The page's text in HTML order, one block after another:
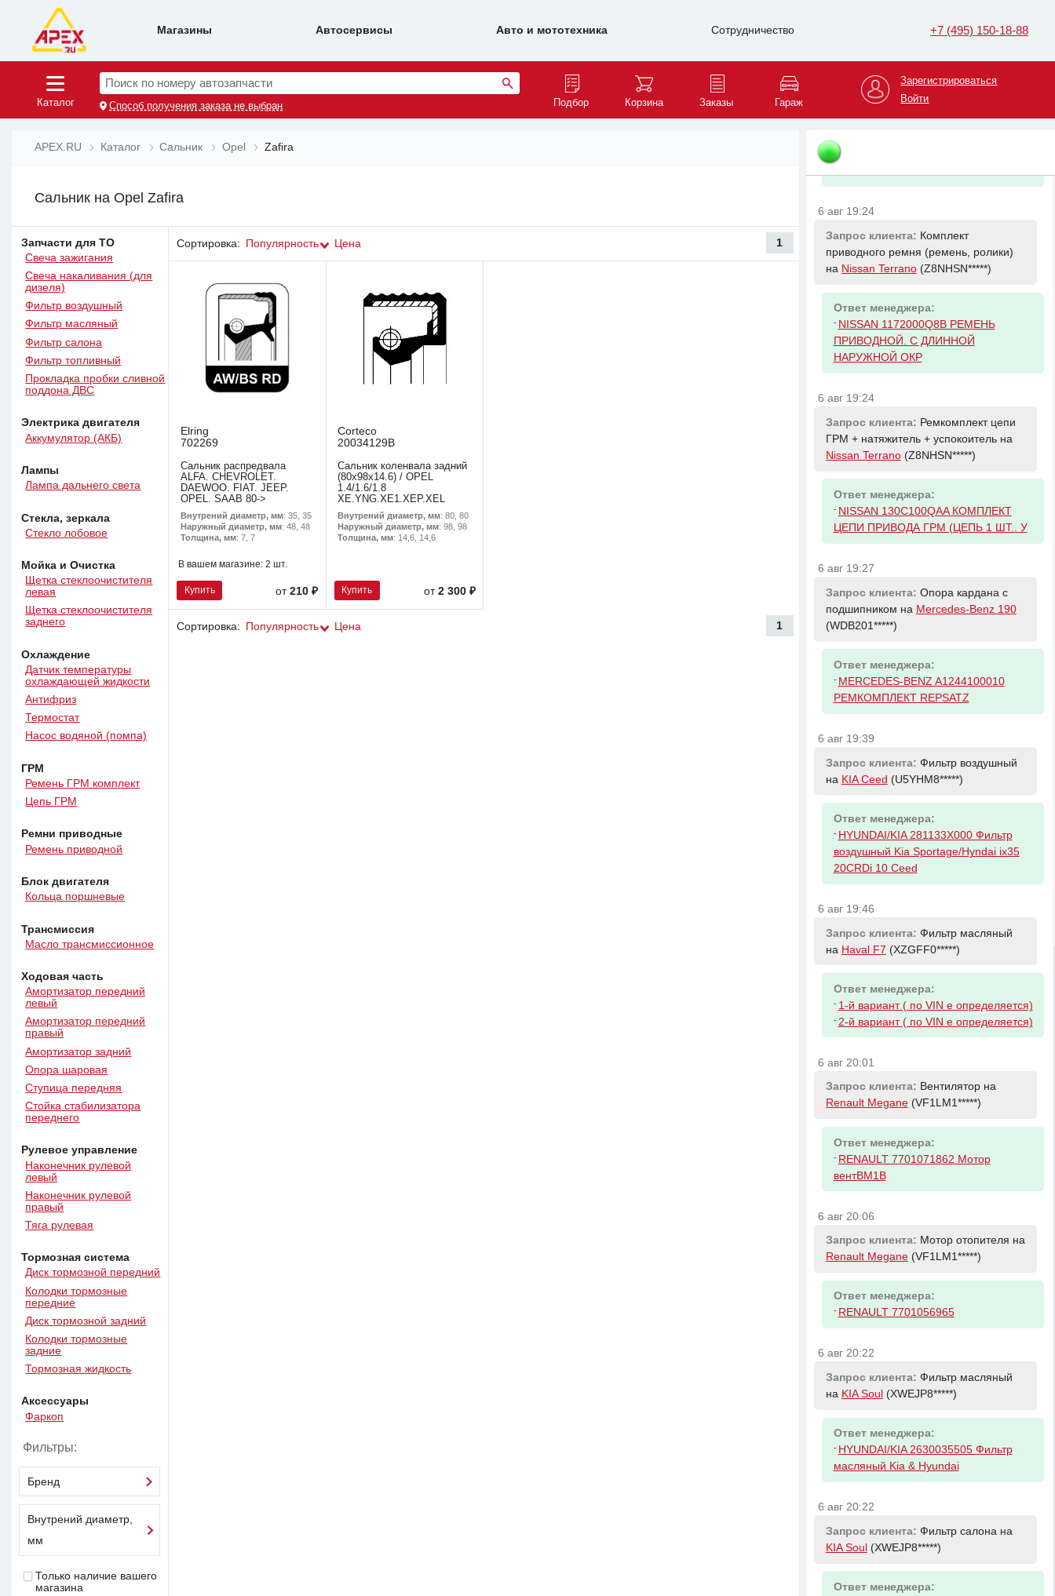
Магазины Автосервисы Авто и мототехника Сотрудничество +7 (495) 150-18-88
Каталог
Поиск по номеру автозапчасти
Способ получения заказа не выбран Подбор Корзина Заказы Гараж
Зарегистрироваться
Войти
APEX.RU Каталог Сальник Opel Zafira
Сальник на Opel Zafira
Запчасти для ТО
Свеча зажигания
Свеча накаливания (для
дизеля)
Фильтр воздушный
Фильтр масляный
Фильтр салона
Фильтр топливный
Прокладка пробки сливной
поддона ДВС
Электрика двигателя
Аккумулятор (АКБ)
Лампы
Лампа дальнего света
Стекла, зеркала
Стекло лобовое
Мойка и Очистка
Щетка стеклоочистителя
левая
Щетка стеклоочистителя
заднего
Охлаждение
Датчик температуры
охлаждающей жидкости
Антифриз
Термостат
Насос водяной (помпа)
ГРМ
Ремень ГРМ комплект
Цепь ГРМ
Ремни приводные
Ремень приводной
Блок двигателя
Кольца поршневые
Трансмиссия
Масло трансмиссионное
Ходовая часть
Амортизатор передний
левый
Амортизатор передний
правый
Амортизатор задний
Опора шаровая
Ступица передняя
Стойка стабилизатора
переднего
Рулевое управление
Наконечник рулевой
левый
Наконечник рулевой
правый
Тяга рулевая
Тормозная система
Диск тормозной передний
Колодки тормозные
передние
Диск тормозной задний
Колодки тормозные
задние
Тормозная жидкость
Аксессуары
Фаркоп
Фильтры:
Бренд
Внутрений диаметр,
мм
Только наличие вашего
магазина
Сортировка: Популярность Цена 1
Elring
702269
Сальник распредвала
ALFA. CHEVROLET.
DAEWOO. FIAT. JEEP.
OPEL. SAAB 80->
Внутрений диаметр, мм: 35, 35
Наружный диаметр, мм: 48, 48
Толщина, мм: 7, 7
В вашем магазине: 2 шт.
Купить от210 ₽
Corteco
20034129B
Сальник коленвала задний
(80х98х14.6) / OPEL
1.4/1.6/1.8
XE.YNG.XE1.XEP.XEL
Внутрений диаметр, мм: 80, 80
Наружный диаметр, мм: 98, 98
Толщина, мм: 14,6, 14,6
Купить от 2 300 ₽
Сортировка: Популярность Цена 1
Запрос клиента:Проставка пружины
задней наDatsun on-Do
Ответ менеджера:
-NISSAN 550345PA0A ПPOKЛAДKA
6 авг 19:24
Запрос клиента: Комплект
приводного ремня (ремень, ролики)
на Nissan Terrano(Z8NHSN*****)
Ответ менеджера:
- NISSAN 1172000Q8B РЕМЕНЬ
ПРИВОДНОЙ. С ДЛИННОЙ
НАРУЖНОЙ ОКР
6 авг 19:24
Запрос клиента: Ремкомплект цепи
ГРМ + натяжитель + успокоитель на
Nissan Terrano(Z8NHSN*****)
Ответ менеджера:
- NISSAN 130C100QAA КОМПЛЕКТ
ЦЕПИ ПРИВОДА ГРМ (ЦЕПЬ 1 ШТ.. У
6 авг 19:27
Запрос клиента: Опора кардана с
подшипником на Mercedes-Benz 190
(WDB201*****)
Ответ менеджера:
- MERCEDES-BENZ A1244100010
РЕМКОМПЛЕКТ REPSATZ
6 авг 19:39
Запрос клиента: Фильтр воздушный
на KIA Ceed (U5YHM8*****)
Ответ менеджера:
- HYUNDAI/KIA 281133X000 Фильтр
воздушный Kia Sportage/Hyndai ix35
20CRDi 10 Ceed
6 авг 19:46
Запрос клиента: Фильтр масляный
на Haval F7 (XZGFF0*****)
Ответ менеджера:
- 1-й вариант ( по VIN е определяется)
- 2-й вариант ( по VIN е определяется)
6 авг 20:01
Запрос клиента: Вентилятор на
Renault Megane(VF1LM1*****)
Ответ менеджера:
- RENAULT 7701071862 Мотор
вентBM1B
6 авг 20:06
Запрос клиента: Мотор отопителя на
Renault Megane(VF1LM1*****)
Ответ менеджера:
- RENAULT 7701056965
6 авг 20:22
Запрос клиента: Фильтр масляный
на KIA Soul (XWEJP8*****)
Ответ менеджера:
- HYUNDAI/KIA 2630035505 Фильтр
масляный Kia & Hyundai
6 авг 20:22
Запрос клиента: Фильтр салона на
KIA Soul (XWEJP8*****)
Ответ менеджера: